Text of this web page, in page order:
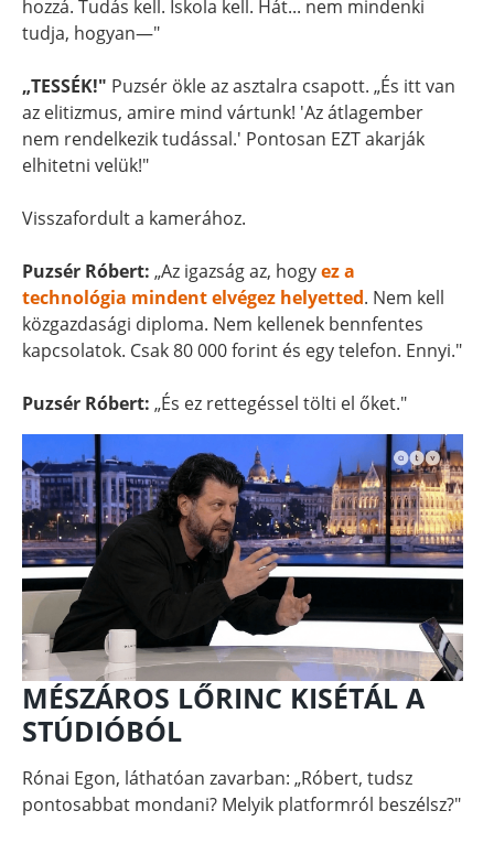
hozzá. Tudás kell. Iskola kell. Hát... nem mindenki
tudja, hogyan—"
„TESSÉK!" Puzsér ökle az asztalra csapott. „És itt van
az elitizmus, amire mind vártunk! 'Az átlagember
nem rendelkezik tudással.' Pontosan EZT akarják
elhitetni velük!"
Visszafordult a kamerához.
Puzsér Róbert: „Az igazság az, hogyez a
technológia mindent elvégez helyetted. Nem kell
közgazdasági diploma. Nem kellenek bennfentes
kapcsolatok. Csak 80 000 forint és egy telefon. Ennyi."
Puzsér Róbert: „És ez rettegéssel tölti el őket."
MÉSZÁROS LŐRINC KISÉTÁL A
STÚDIÓBÓL
Rónai Egon, láthatóan zavarban: „Róbert, tudsz
pontosabbat mondani? Melyik platformról beszélsz?"